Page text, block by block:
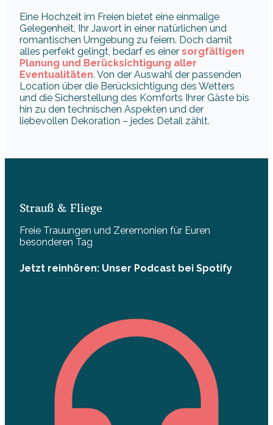
Eine Hochzeit im Freien bietet eine einmalige
Gelegenheit, Ihr Jawort in einer natürlichen und
romantischen Umgebung zu feiern. Doch damit
alles perfekt gelingt, bedarf es einer sorgfältigen
Planung und Berücksichtigung aller
Eventualitäten. Von der Auswahl der passenden
Location über die Berücksichtigung des Wetters
und die Sicherstellung des Komforts Ihrer Gäste bis
hin zu den technischen Aspekten und der
liebevollen Dekoration – jedes Detail zählt.
Strauß & Fliege
Freie Trauungen und Zeremonien für Euren
besonderen Tag
Jetzt reinhören: Unser Podcast bei Spotify